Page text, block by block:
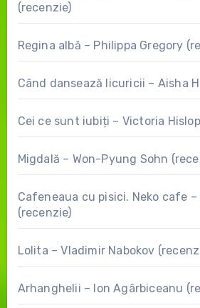
(recenzie)
Regina albă – Philippa Gregory
Când dansează licuricii – Aisha
Cei ce sunt iubiți – Victoria
Migdală – Won-Pyung Sohn
Cafeneaua cu pisici. Neko cafe –
(recenzie)
Lolita – Vladimir Nabokov
Arhanghelii – Ion Agârbiceanu